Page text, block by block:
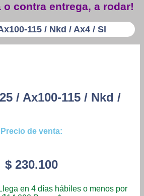
o contra entrega, a rodar!
115 / Nkd / Ax4 / Sl
/ Ax100-115 / Nkd /
Precio de venta:
$230.100
Llega en 4 días hábiles o menos por